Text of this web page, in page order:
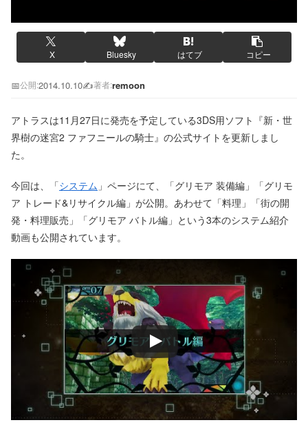
X Bluesky はてブ コピー
📅公開:2014.10.10✍️著者:remoon
アトラスは11月27日に発売を予定している3DS用ソフト『新・世
界樹の迷宮2 ファフニールの騎士』の公式サイトを更新しまし
た。
今回は、「システム 」ページにて、「グリモア 装備編」「グリモ
ア トレード&リサイクル編」が公開。あわせて「料理」「街の開
発・料理販売」「グリモア バトル編」という3本のシステム紹介
動画も公開されています。